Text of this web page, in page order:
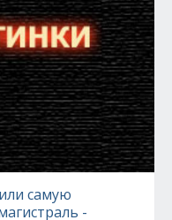
самую
-